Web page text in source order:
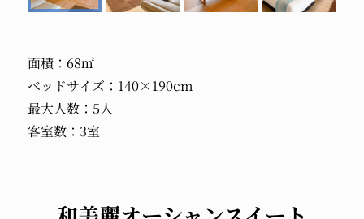
面積：68㎡
ベッドサイズ：140×190cm
最大人数：5人
客室数：3室